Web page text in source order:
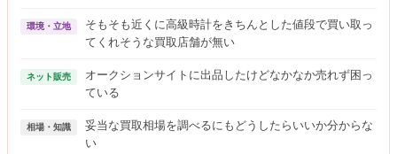
環境・立地
そもそも近くに高級時計をきちんとした値段で買い取っ
てくれそうな買取店舗が無い
ネット販売
オークションサイトに出品したけどなかなか売れず困っ
ている
相場・知識
妥当な買取相場を調べるにもどうしたらいいか分からな
い